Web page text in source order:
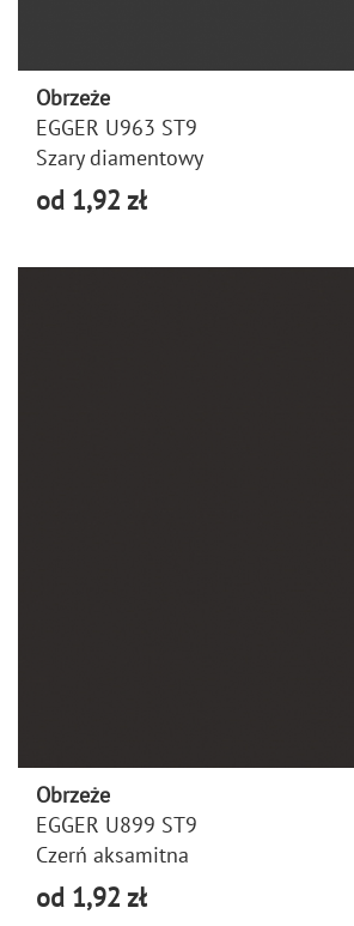
Obrzeże
EGGER U963 ST9
Szary diamentowy
od 1,92 zł
Obrzeże
EGGER U899 ST9
Czerń aksamitna
od 1,92 zł